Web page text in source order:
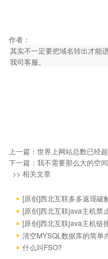
作者：
其实不一定要把域名转出才能
我司客服。
上一篇： 世界上网站总数已经
下一篇： 我不需要那么大的空
>> 相关文章
[原创]西北互联多多返现破
[原创]西北互联java主机禁
[原创]西北互联java主机链
清空MYSQL数据库的简单
什么叫FSO?